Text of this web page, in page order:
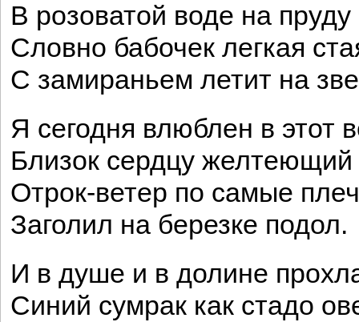
В розоватой воде на пруду
Словно бабочек легкая
С замираньем летит на
Я сегодня влюблен в этот
Близок сердцу желтеющий
Отрок-ветер по самые
Заголил на березке подол.
И в душе и в долине
Синий сумрак как стадо